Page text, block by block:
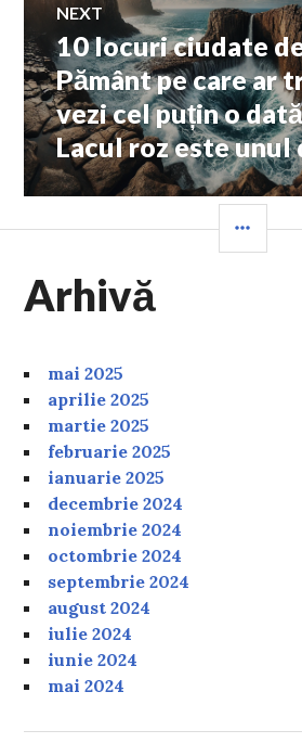
NEXT
Next
post:
10 locuri ciudate
Pământ pe care ar
vezi cel puțin o
Lacul roz este
Arhivă
mai 2025
aprilie 2025
martie 2025
februarie 2025
ianuarie 2025
decembrie 2024
noiembrie 2024
octombrie 2024
septembrie 2024
august 2024
iulie 2024
iunie 2024
mai 2024